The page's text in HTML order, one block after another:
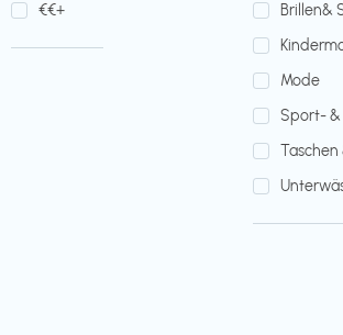
€‎€‎+
Brillen&
Mode
Sport-
Taschen